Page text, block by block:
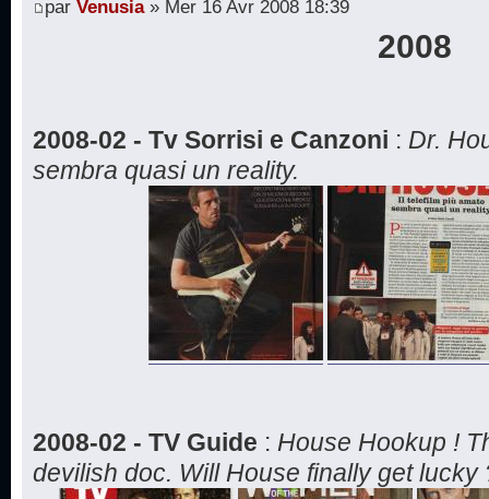
par Venusia» Mer 16 Avr 2008 18:39
2008
2008-02 - Tv Sorrisi e Canzoni : Dr.
sembra quasi un reality.
2008-02 - TV Guide : House Hookup !
devilish doc. Will House finally get lucky